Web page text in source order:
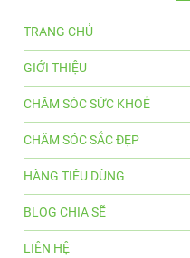
TRANG CHỦ
GIỚI THIỆU
CHĂM SÓC SỨC KHOẺ
CHĂM SÓC SẮC ĐẸP
HÀNG TIÊU DÙNG
BLOG CHIA SẼ
LIÊN HỆ